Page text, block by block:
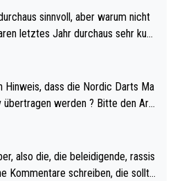
sinnvoll, aber warum nicht
Qualifikation des Weltmei
Dies war bei Archie Self letzt
amtierender Weltmeister durch
dass Mitchel sich das (in Ve
werden ? Bitte den Arti
also die, die beleidigende, rassis
Kommentare schreiben, die sollte